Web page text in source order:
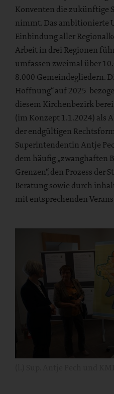
Konventen die zukünftige
nimmt. Das ambitionierte
Einbindung aller
Arbeit in drei Regionen
umfassen zweimal über
8.000 Gemeindegliedern.
Hoffnung“ auf 2025
diesem Kirchenbezirk
(im Konzept 1.1.2024) als
der endgültigen
Superintendentin Antje
dem häufig „zwanghaften
Grenzen“, den Prozess der
Beratung sowie durch
mit entsprechenden